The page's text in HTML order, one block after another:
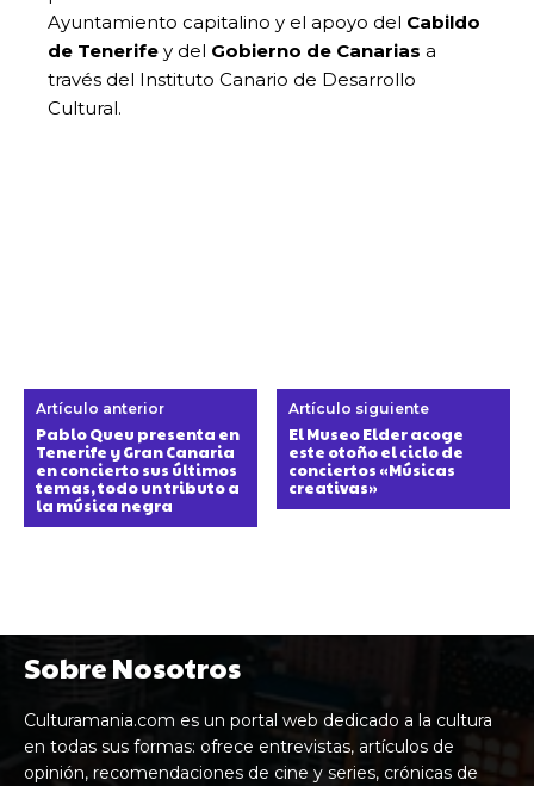
Ayuntamiento capitalino y el apoyo del Cabildo
de Tenerife y del Gobierno de Canarias a
través del Instituto Canario de Desarrollo
Cultural.
Artículo anterior
Pablo Queu presenta en
Tenerife y Gran Canaria
en concierto sus últimos
temas, todo un tributo a
la música negra
Artículo siguiente
El Museo Elder acoge
este otoño el ciclo de
conciertos «Músicas
creativas»
Sobre Nosotros
Culturamania.com es un portal web dedicado a la cultura
en todas sus formas: ofrece entrevistas, artículos de
opinión, recomendaciones de cine y series, crónicas de